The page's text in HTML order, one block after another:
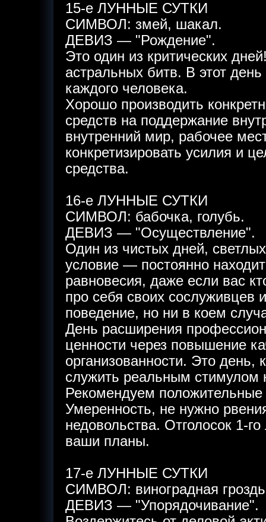
15-е ЛУННЫЕ СУТКИ
СИМВОЛ: змей, шакал.
ДЕВИЗ — "Рождение".
Это один из критических
астральных битв. В этот
каждого человека.
Хорошо производить
средств на поддержание
внутренний мир, рабочее
конкретизировать усилия и
средства.
16-е ЛУННЫЕ СУТКИ
СИМВОЛ: бабочка, голубь.
ДЕВИЗ — "Осуществление".
Один из чистых дней,
условие — постоянно
равновесия, даже если вас
про себя своих сослуживцев
поведение, но ни в коем
День расширения
ценности через повышение
организованности. Это день,
служить реальным
Рекомендуем
Умеренность, не нужно
недовольства. Отголосок 1-
ваши планы.
17-е ЛУННЫЕ СУТКИ
СИМВОЛ: виноградная
ДЕВИЗ — "Упорядочивание".